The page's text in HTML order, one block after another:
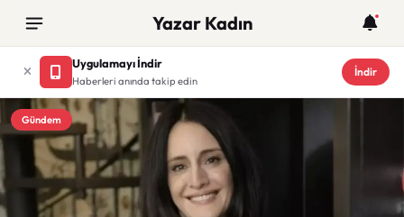
Yazar Kadın
Uygulamayı İndir
Haberleri anında takip edin
İndir
Gündem